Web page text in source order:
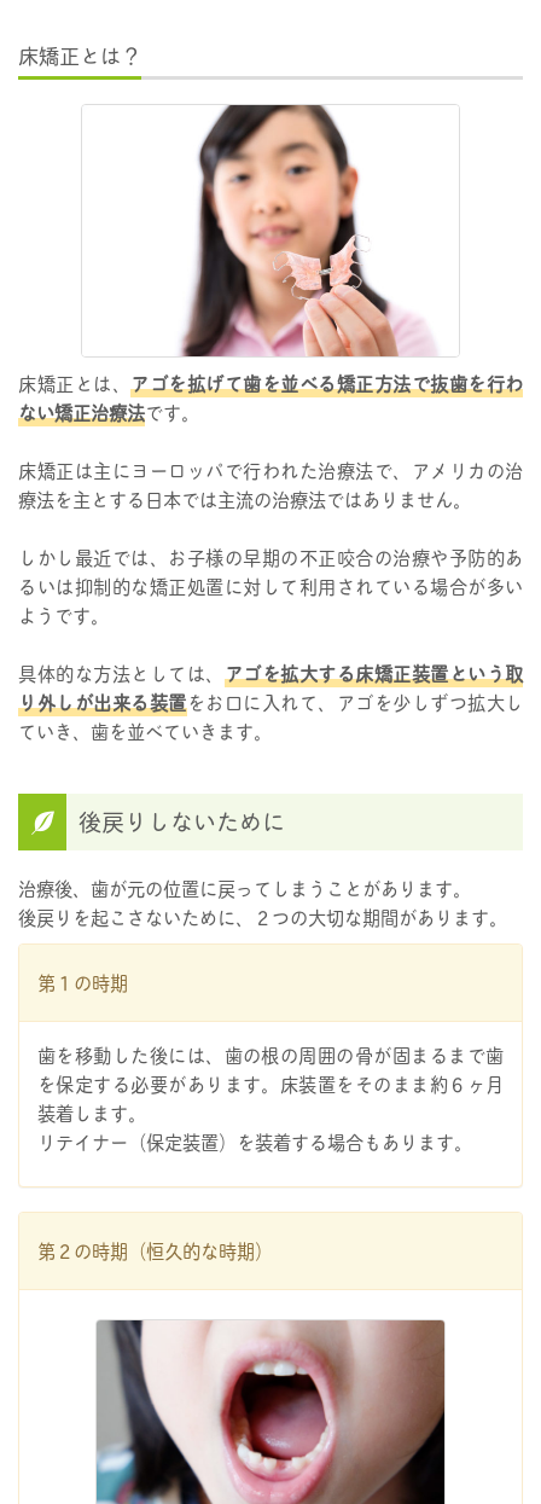
床矯正とは？
床矯正とは、 アゴを拡げて歯を並べる矯正方法で抜歯を行わ
ない矯正治療法です。
床矯正は主にヨーロッパで行われた治療法で、アメリカの治
療法を主とする日本では主流の治療法ではありません。
しかし最近では、お子様の早期の不正咬合の治療や予防的あ
るいは抑制的な矯正処置に対して利用されている場合が多い
ようです。
具体的な方法としては、 アゴを拡大する床矯正装置という取
り外しが出来る装置をお口に入れて、アゴを少しずつ拡大し
ていき、歯を並べていきます。
後戻りしないために
治療後、歯が元の位置に戻ってしまうことがあります。
後戻りを起こさないために、２つの大切な期間があります。
第１の時期
歯を移動した後には、歯の根の周囲の骨が固まるまで歯
を保定する必要があります。床装置をそのまま約６ヶ月
装着します。
リテイナー（保定装置）を装着する場合もあります。
第２の時期（恒久的な時期）